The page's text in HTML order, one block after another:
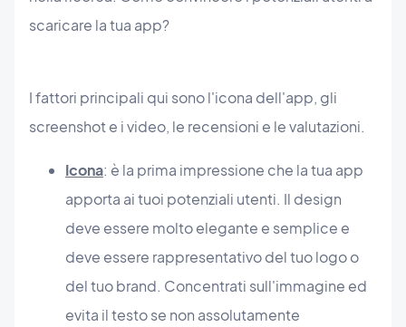
scaricare la tua app?
I fattori principali qui sono l'icona dell'app, gli
screenshot e i video, le recensioni e le valutazioni.
Icona: è la prima impressione che la tua app
apporta ai tuoi potenziali utenti. Il design
deve essere molto elegante e semplice e
deve essere rappresentativo del tuo logo o
del tuo brand. Concentrati sull'immagine ed
evita il testo se non assolutamente